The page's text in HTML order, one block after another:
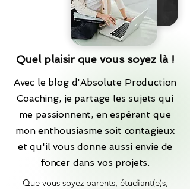
Quel plaisir que vous soyez là !
Avec le blog d'Absolute Production
Coaching, je partage les sujets qui
me passionnent, en espérant que
mon enthousiasme soit contagieux
et qu'il vous donne aussi envie de
foncer dans vos projets.
Que vous soyez parents, étudiant(e)s,